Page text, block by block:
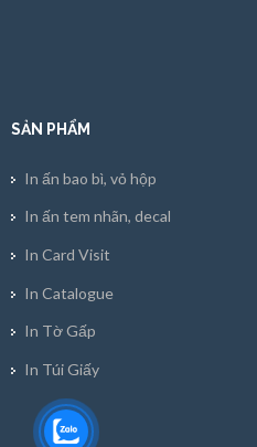
SẢN PHẨM
In ấn bao bì, vỏ hộp
In ấn tem nhãn, decal
In Card Visit
In Catalogue
In Tờ Gấp
In Túi Giấy